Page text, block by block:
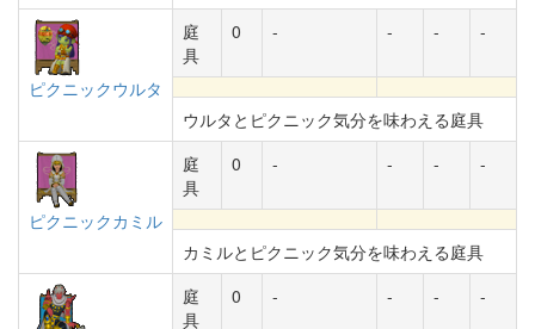
ピクニックウルタ
庭
具
0 - - - -
ウルタとピクニック気分を味わえる庭具
ピクニックカミル
庭
具
0 - - - -
カミルとピクニック気分を味わえる庭具
庭
具
0 - - - -